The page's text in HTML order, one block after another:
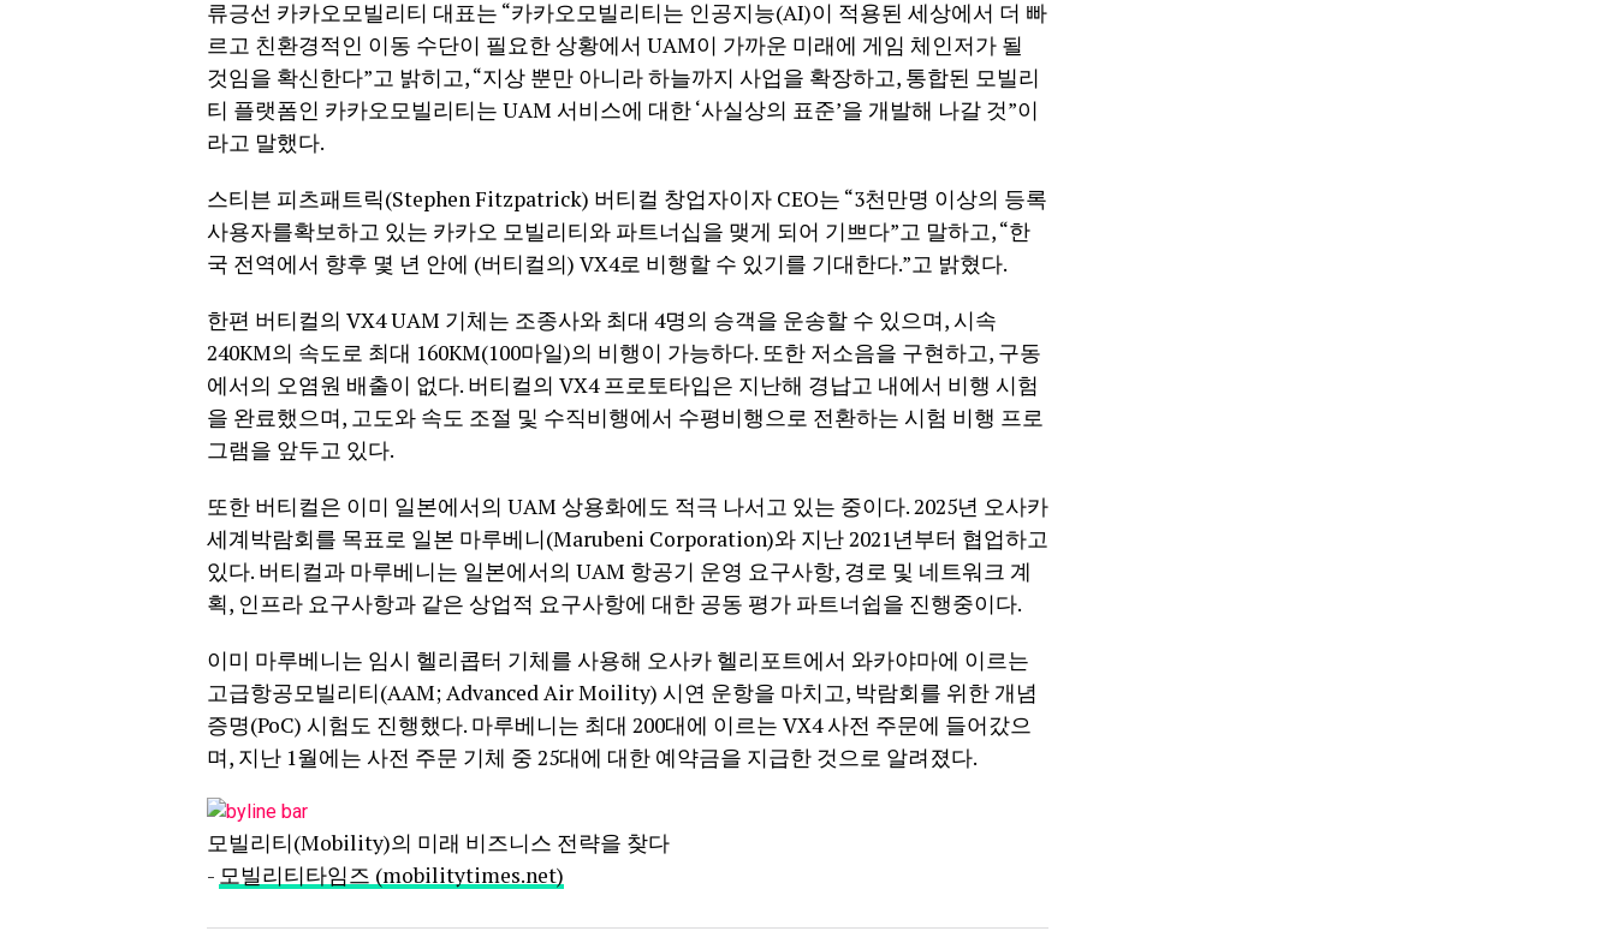
류긍선 카카오모빌리티 대표는 “카카오모빌리티는 인공지능(AI)이 적용된 세상에서 더 빠
르고 친환경적인 이동 수단이 필요한 상황에서 UAM이 가까운 미래에 게임 체인저가 될
것임을 확신한다”고 밝히고, “지상 뿐만 아니라 하늘까지 사업을 확장하고, 통합된 모빌리
티 플랫폼인 카카오모빌리티는 UAM 서비스에 대한 ‘사실상의 표준’을 개발해 나갈 것”이
라고 말했다.
스티븐 피츠패트릭(Stephen Fitzpatrick) 버티컬 창업자이자 CEO는 “3천만명 이상의 등록
사용자를확보하고 있는 카카오 모빌리티와 파트너십을 맺게 되어 기쁘다”고 말하고, “한
국 전역에서 향후 몇 년 안에 (버티컬의) VX4로 비행할 수 있기를 기대한다.”고 밝혔다.
한편 버티컬의 VX4 UAM 기체는 조종사와 최대 4명의 승객을 운송할 수 있으며, 시속
240KM의 속도로 최대 160KM(100마일)의 비행이 가능하다. 또한 저소음을 구현하고, 구동
에서의 오염원 배출이 없다. 버티컬의 VX4 프로토타입은 지난해 경납고 내에서 비행 시험
을 완료했으며, 고도와 속도 조절 및 수직비행에서 수평비행으로 전환하는 시험 비행 프로
그램을 앞두고 있다.
또한 버티컬은 이미 일본에서의 UAM 상용화에도 적극 나서고 있는 중이다. 2025년 오사카
세계박람회를 목표로 일본 마루베니(Marubeni Corporation)와 지난 2021년부터 협업하고
있다. 버티컬과 마루베니는 일본에서의 UAM 항공기 운영 요구사항, 경로 및 네트워크 계
획, 인프라 요구사항과 같은 상업적 요구사항에 대한 공동 평가 파트너쉽을 진행중이다.
이미 마루베니는 임시 헬리콥터 기체를 사용해 오사카 헬리포트에서 와카야마에 이르는
고급항공모빌리티(AAM; Advanced Air Moility) 시연 운항을 마치고, 박람회를 위한 개념
증명(PoC) 시험도 진행했다. 마루베니는 최대 200대에 이르는 VX4 사전 주문에 들어갔으
며, 지난 1월에는 사전 주문 기체 중 25대에 대한 예약금을 지급한 것으로 알려졌다.
모빌리티(Mobility)의 미래 비즈니스 전략을 찾다
- 모빌리티타임즈 (mobilitytimes.net)